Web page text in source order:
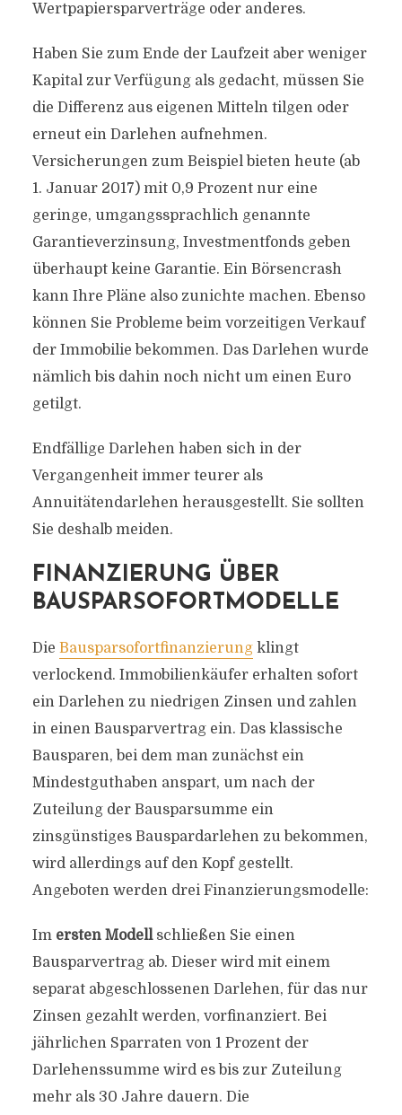
Wertpapiersparverträge oder anderes.
Haben Sie zum Ende der Laufzeit aber weniger
Kapital zur Verfügung als gedacht, müssen Sie
die Differenz aus eigenen Mitteln tilgen oder
erneut ein Darlehen aufnehmen.
Versicherungen zum Beispiel bieten heute (ab
1. Januar 2017) mit 0,9 Prozent nur eine
geringe, umgangssprachlich genannte
Garantieverzinsung, Investmentfonds geben
überhaupt keine Garantie. Ein Börsencrash
kann Ihre Pläne also zunichte machen. Ebenso
können Sie Probleme beim vorzeitigen Verkauf
der Immobilie bekommen. Das Darlehen wurde
nämlich bis dahin noch nicht um einen Euro
getilgt.
Endfällige Darlehen haben sich in der
Vergangenheit immer teurer als
Annuitätendarlehen herausgestellt. Sie sollten
Sie deshalb meiden.
FINANZIERUNG ÜBER
BAUSPARSOFORTMODELLE
Die Bausparsofortfinanzierungklingt
verlockend. Immobilienkäufer erhalten sofort
ein Darlehen zu niedrigen Zinsen und zahlen
in einen Bausparvertrag ein. Das klassische
Bausparen, bei dem man zunächst ein
Mindestguthaben anspart, um nach der
Zuteilung der Bausparsumme ein
zinsgünstiges Bauspardarlehen zu bekommen,
wird allerdings auf den Kopf gestellt.
Angeboten werden drei Finanzierungsmodelle:
Im ersten Modellschließen Sie einen
Bausparvertrag ab. Dieser wird mit einem
separat abgeschlossenen Darlehen, für das nur
Zinsen gezahlt werden, vorfinanziert. Bei
jährlichen Sparraten von 1 Prozent der
Darlehenssumme wird es bis zur Zuteilung
mehr als 30 Jahre dauern. Die